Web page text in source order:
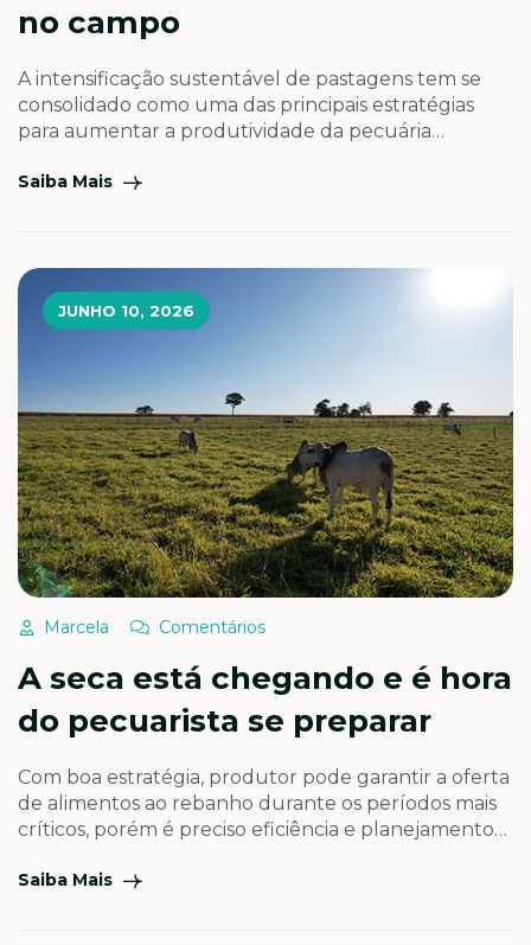
no campo
A intensificação sustentável de pastagens tem se
consolidado como uma das principais estratégias
para aumentar a produtividade da pecuária
Quando planejada e executada de forma
[…]
Saiba Mais
JUNHO 10, 2026
Marcela Comentários
A seca está chegando e é hora
do pecuarista se preparar
Com boa estratégia, produtor pode garantir a oferta
de alimentos ao rebanho durante os períodos mais
críticos, porém é preciso eficiência e planejamento
mesma área, o pecuarista administra “duas
Saiba Mais